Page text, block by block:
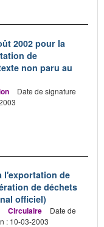
2002 pour la
de
non paru au
Date de signature
l'exportation de
de déchets
officiel)
Circulaire
Date de
: 10-03-2003